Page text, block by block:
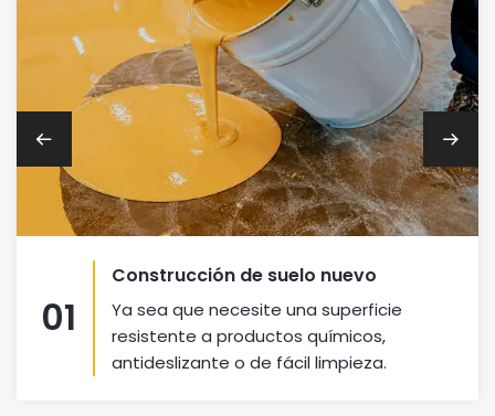
01
Construcción de suelo nuevo
Ya sea que necesite una superficie
resistente a productos químicos,
antideslizante o de fácil limpieza.